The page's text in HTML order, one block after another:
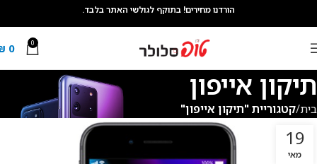
הורדנו מחירים! בתוקף לגולשי האתר בלבד.
0
0
תיקון אייפון
בית קטגוריית "תיקון אייפון"
19
מאי